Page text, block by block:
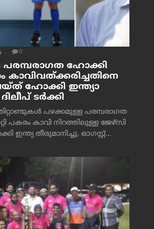
. 0
പരമ്പരാഗത ഹോക്കി
ഹോക്കി ഇന്ത്യാ
ടര്‍ക്കി
പഴക്കമുള്ള പരമ്പരാഗത
പകരം കാവി നിറത്തിലുള്ള ജേഴ്‌സി
ഇന്ത്യ തീരുമാനിച്ചു. ഓഗസ്റ്റ്...